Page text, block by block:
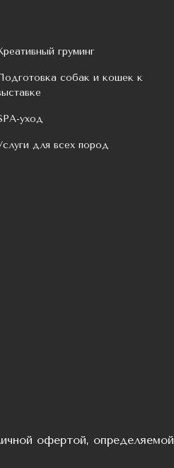
груминг
собак и кошек к
уход
для всех пород
офертой, определяемой